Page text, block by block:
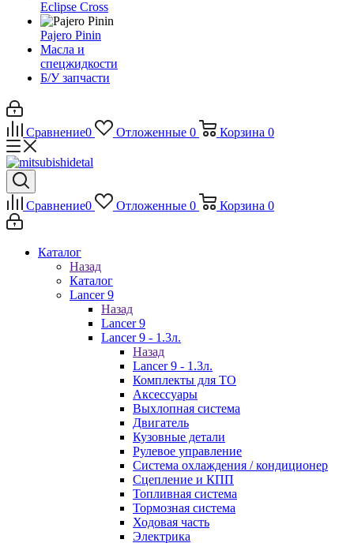
Eclipse Cross
Pajero Pinin
Масла и
спецжидкости
Б/У запчасти
Сравнение0 Отложенные 0 Корзина 0
Сравнение0 Отложенные 0 Корзина 0
Каталог
Назад
Каталог
Lancer 9
Назад
Lancer 9
Lancer 9 - 1.3л.
Назад
Lancer 9 - 1.3л.
Комплекты для ТО
Аксессуары
Выхлопная система
Двигатель
Кузовные детали
Рулевое управление
Система охлаждения / кондиционер
Сцепление и КПП
Топливная система
Тормозная система
Ходовая часть
Электрика